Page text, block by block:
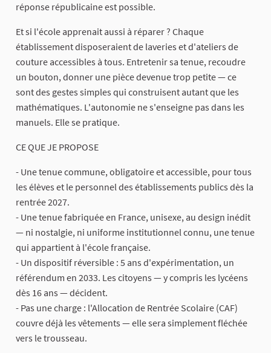
réponse républicaine est possible.
Et si l'école apprenait aussi à réparer ? Chaque
établissement disposeraient de laveries et d'ateliers de
couture accessibles à tous. Entretenir sa tenue, recoudre
un bouton, donner une pièce devenue trop petite — ce
sont des gestes simples qui construisent autant que les
mathématiques. L'autonomie ne s'enseigne pas dans les
manuels. Elle se pratique.
CE QUE JE PROPOSE
- Une tenue commune, obligatoire et accessible, pour tous
les élèves et le personnel des établissements publics dès la
rentrée 2027.
- Une tenue fabriquée en France, unisexe, au design inédit
— ni nostalgie, ni uniforme institutionnel connu, une tenue
qui appartient à l'école française.
- Un dispositif réversible : 5 ans d'expérimentation, un
référendum en 2033. Les citoyens — y compris les lycéens
dès 16 ans — décident.
- Pas une charge : l'Allocation de Rentrée Scolaire (CAF)
couvre déjà les vêtements — elle sera simplement fléchée
vers le trousseau.